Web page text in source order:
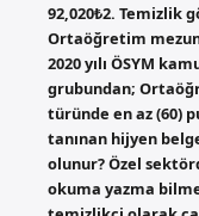
92,020₺2. Temizlik
Ortaöğretim
2020 yılı ÖSYM
grubundan;
türünde en az (60)
tanınan hijyen
olunur? Özel
okuma yazma